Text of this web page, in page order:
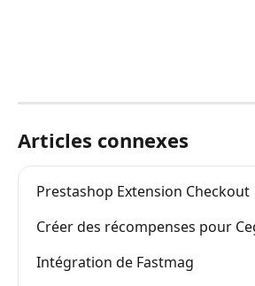
Articles connexes
Prestashop Extension Checkout
Créer des récompenses pour
Intégration de Fastmag